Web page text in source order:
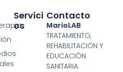
Servici
Os
Contacto
MarioLAB
TRATAMIENTO,
REHABILITACIÓN Y
EDUCACIÓN
SANITARIA